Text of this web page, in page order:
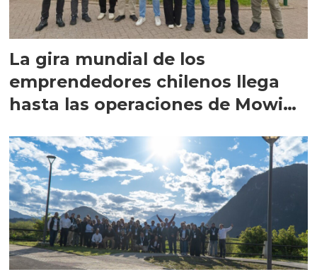
La gira mundial de los
emprendedores chilenos llega
hasta las operaciones de Mowi